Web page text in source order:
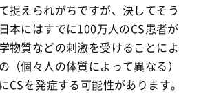
捉えられがちですが、決してそう
本にはすでに100万人のCS患者が
物質などの刺激を受けることによ
（個々人の体質によって異なる）
CSを発症する可能性があります。